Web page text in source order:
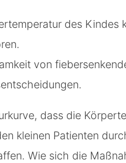
des Kindes
von
dass die
kleinen Patienten
Wie sich die